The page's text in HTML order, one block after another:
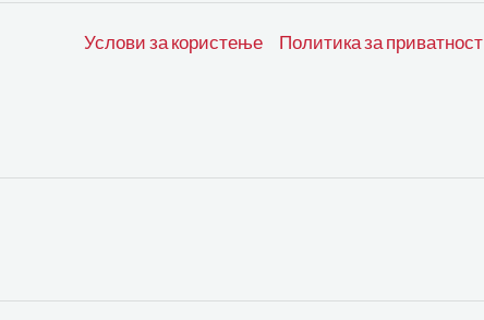
Услови за користење Политика за приватност